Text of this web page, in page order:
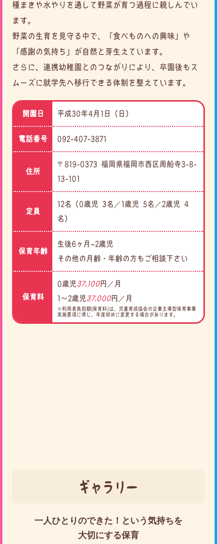
種まきや水やりを通して野菜が育つ過程に親しんでい
ます。
野菜の生育を見守る中で、「食べものへの興味」や
「感謝の気持ち」が自然と芽生えています。
さらに、連携幼稚園とのつながりにより、 卒園後もス
ムーズに就学先へ移行できる体制を整えています。
開園日 平成30年4月1日（日）
電話番号 092-407-3871
住所
〒819-0373 福岡県福岡市西区周船寺3-8-
13-101
定員
12名（0歳児 3名／1歳児 5名／2歳児 4
名）
保育年齢
生後6ヶ月~2歳児
その他の月齢・年齢の方もご相談下さい
保育料
0歳児37,100円／月
1〜2歳児37,000円／月
※利用者負担額(保育料)は、児童育成協会の企業主導型保育事業
実施要項に準じ、年度初めに変更する場合があります。
一人ひとりのできた！という気持ちを
大切にする保育